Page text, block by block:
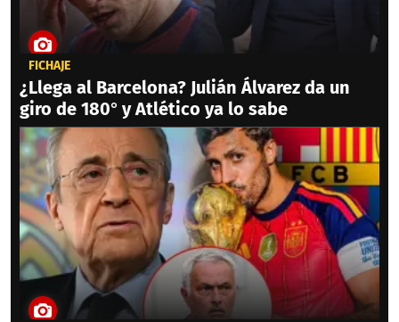
FICHAJE
¿Llega al Barcelona? Julián Álvarez da un
giro de 180° y Atlético ya lo sabe